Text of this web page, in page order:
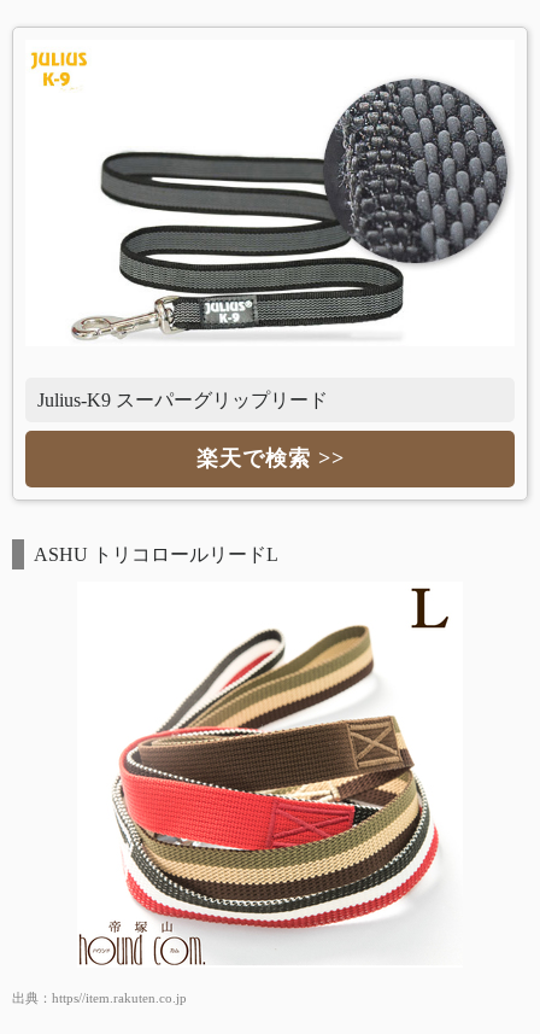
Julius-K9 スーパーグリップリード
楽天で検索 >>
ASHU トリコロールリードL
出典： https//item.rakuten.co.jp